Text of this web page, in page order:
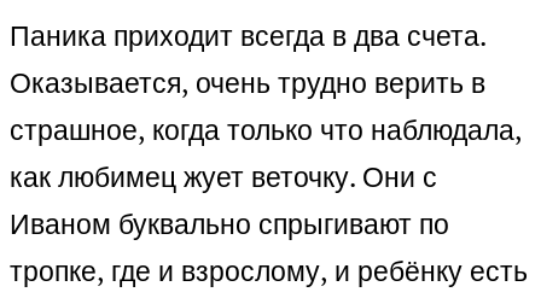
Паника приходит всегда в два счета.
Оказывается, очень трудно верить в
страшное, когда только что наблюдала,
как любимец жует веточку. Они с
Иваном буквально спрыгивают по
тропке, где и взрослому, и ребёнку есть